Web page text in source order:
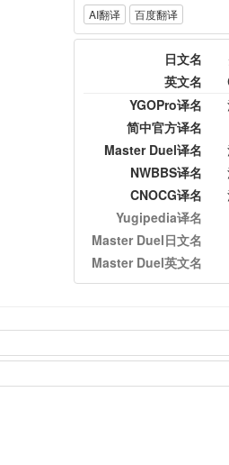
AI翻译 百度翻译
日文名
英文名
YGOPro译名
简中官方译名
Master Duel译名
NWBBS译名
CNOCG译名
Yugipedia译名
Master Duel日文名
Master Duel英文名